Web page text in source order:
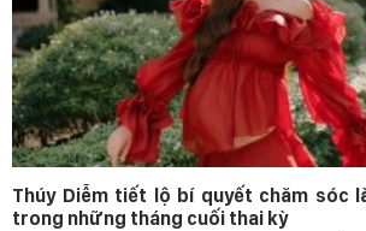
Thúy Diễm tiết lộ bí quyết chăm sóc
trong những tháng cuối thai kỳ